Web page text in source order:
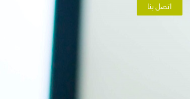
اتصل بنا